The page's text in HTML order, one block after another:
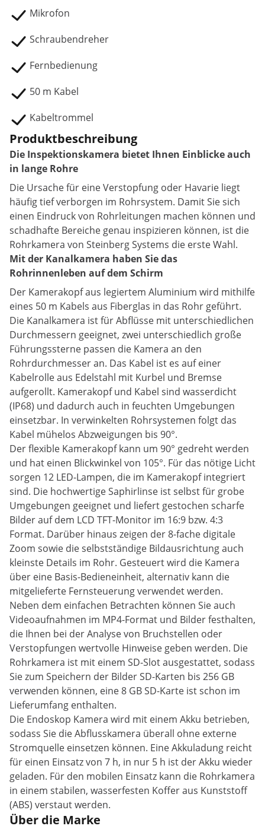
Mikrofon
Schraubendreher
Fernbedienung
50 m Kabel
Kabeltrommel
Produktbeschreibung
Die Inspektionskamera bietet Ihnen Einblicke auch
in lange Rohre
Die Ursache für eine Verstopfung oder Havarie liegt
häufig tief verborgen im Rohrsystem. Damit Sie sich
einen Eindruck von Rohrleitungen machen können und
schadhafte Bereiche genau inspizieren können, ist die
Rohrkamera von Steinberg Systems die erste Wahl.
Mit der Kanalkamera haben Sie das
Rohrinnenleben auf dem Schirm
Der Kamerakopf aus legiertem Aluminium wird mithilfe
eines 50 m Kabels aus Fiberglas in das Rohr geführt.
Die Kanalkamera ist für Abflüsse mit unterschiedlichen
Durchmessern geeignet, zwei unterschiedlich große
Führungssterne passen die Kamera an den
Rohrdurchmesser an. Das Kabel ist es auf einer
Kabelrolle aus Edelstahl mit Kurbel und Bremse
aufgerollt. Kamerakopf und Kabel sind wasserdicht
(IP68) und dadurch auch in feuchten Umgebungen
einsetzbar. In verwinkelten Rohrsystemen folgt das
Kabel mühelos Abzweigungen bis 90°.
Der flexible Kamerakopf kann um 90° gedreht werden
und hat einen Blickwinkel von 105°. Für das nötige Licht
sorgen 12 LED-Lampen, die im Kamerakopf integriert
sind. Die hochwertige Saphirlinse ist selbst für grobe
Umgebungen geeignet und liefert gestochen scharfe
Bilder auf dem LCD TFT-Monitor im 16:9 bzw. 4:3
Format. Darüber hinaus zeigen der 8-fache digitale
Zoom sowie die selbstständige Bildausrichtung auch
kleinste Details im Rohr. Gesteuert wird die Kamera
über eine Basis-Bedieneinheit, alternativ kann die
mitgelieferte Fernsteuerung verwendet werden.
Neben dem einfachen Betrachten können Sie auch
Videoaufnahmen im MP4-Format und Bilder festhalten,
die Ihnen bei der Analyse von Bruchstellen oder
Verstopfungen wertvolle Hinweise geben werden. Die
Rohrkamera ist mit einem SD-Slot ausgestattet, sodass
Sie zum Speichern der Bilder SD-Karten bis 256 GB
verwenden können, eine 8 GB SD-Karte ist schon im
Lieferumfang enthalten.
Die Endoskop Kamera wird mit einem Akku betrieben,
sodass Sie die Abflusskamera überall ohne externe
Stromquelle einsetzen können. Eine Akkuladung reicht
für einen Einsatz von 7 h, in nur 5 h ist der Akku wieder
geladen. Für den mobilen Einsatz kann die Rohrkamera
in einem stabilen, wasserfesten Koffer aus Kunststoff
(ABS) verstaut werden.
Über die Marke